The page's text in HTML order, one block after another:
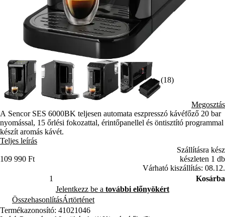
(18)
Megosztás
A Sencor SES 6000BK teljesen automata eszpresszó kávéfőző 20 bar
nyomással, 15 őrlési fokozattal, érintőpanellel és öntisztító programmal
készít aromás kávét.
Teljes leírás
109 990 Ft
Szállításra kész
készleten 1 db
Várható kiszállítás: 08.12.
Kosárba
Jelentkezz be a további előnyökért
ÖsszehasonlításÁrtörténet
Termékazonosító: 41021046